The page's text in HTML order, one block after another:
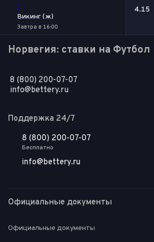
-
Викинг (ж)
Завтра в 16:00
4.15
Норвегия: ставки на Футбол
8 (800) 200-07-07
info@bettery.ru
Поддержка 24/7
8 (800) 200-07-07
Бесплатно
info@bettery.ru
Официальные документы
Официальные документы